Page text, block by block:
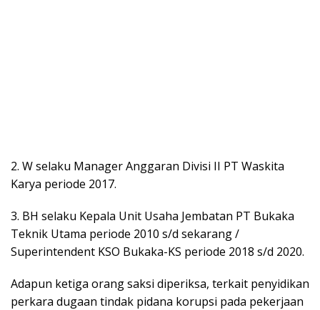
2. W selaku Manager Anggaran Divisi II PT Waskita
Karya periode 2017.
3. BH selaku Kepala Unit Usaha Jembatan PT Bukaka
Teknik Utama periode 2010 s/d sekarang /
Superintendent KSO Bukaka-KS periode 2018 s/d 2020.
Adapun ketiga orang saksi diperiksa, terkait penyidikan
perkara dugaan tindak pidana korupsi pada pekerjaan